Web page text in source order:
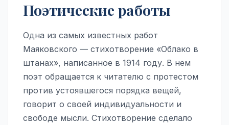
Поэтические работы
Одна из самых известных работ
Маяковского — стихотворение «Облако в
штанах», написанное в 1914 году. В нем
поэт обращается к читателю с протестом
против устоявшегося порядка вещей,
говорит о своей индивидуальности и
свободе мысли. Стихотворение сделало